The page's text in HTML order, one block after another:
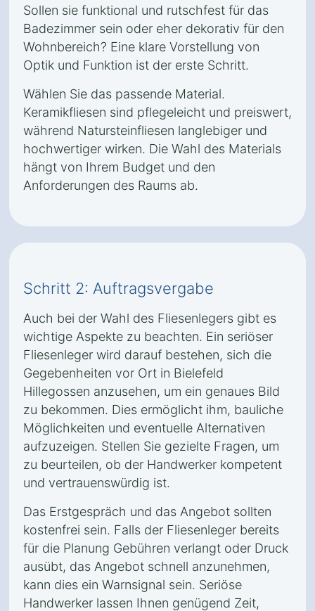
Sollen sie funktional und rutschfest für das
Badezimmer sein oder eher dekorativ für den
Wohnbereich? Eine klare Vorstellung von
Optik und Funktion ist der erste Schritt.
Wählen Sie das passende Material.
Keramikfliesen sind pflegeleicht und preiswert,
während Natursteinfliesen langlebiger und
hochwertiger wirken. Die Wahl des Materials
hängt von Ihrem Budget und den
Anforderungen des Raums ab.
Schritt 2: Auftragsvergabe
Auch bei der Wahl des Fliesenlegers gibt es
wichtige Aspekte zu beachten. Ein seriöser
Fliesenleger wird darauf bestehen, sich die
Gegebenheiten vor Ort in Bielefeld
Hillegossen anzusehen, um ein genaues Bild
zu bekommen. Dies ermöglicht ihm, bauliche
Möglichkeiten und eventuelle Alternativen
aufzuzeigen. Stellen Sie gezielte Fragen, um
zu beurteilen, ob der Handwerker kompetent
und vertrauenswürdig ist.
Das Erstgespräch und das Angebot sollten
kostenfrei sein. Falls der Fliesenleger bereits
für die Planung Gebühren verlangt oder Druck
ausübt, das Angebot schnell anzunehmen,
kann dies ein Warnsignal sein. Seriöse
Handwerker lassen Ihnen genügend Zeit,